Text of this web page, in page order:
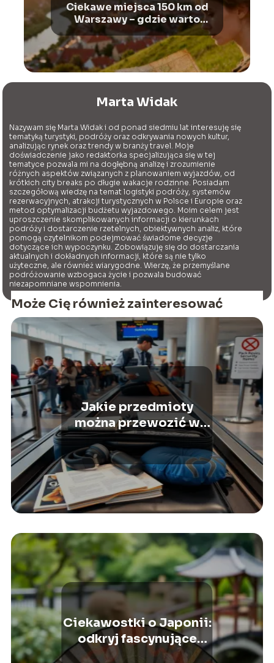
Ciekawe miejsca 150 km od
Warszawy – gdzie warto
pojechać?
Marta Widak
Nazywam się Marta Widak i od ponad siedmiu lat interesuję się
tematyką turystyki, podróży oraz odkrywania nowych kultur,
analizując rynek oraz trendy w branży travel. Moje
doświadczenie jako redaktorka specjalizująca się w tej
tematyce pozwala mi na dogłębną analizę i zrozumienie
różnych aspektów związanych z planowaniem wyjazdów, od
krótkich city breaks po długie wakacje rodzinne. Posiadam
szczegółową wiedzę na temat logistyki podróży, systemów
rezerwacyjnych, atrakcji turystycznych w Polsce i Europie oraz
metod optymalizacji budżetu wyjazdowego. Moim celem jest
uproszczenie skomplikowanych informacji o kierunkach
podróży i dostarczenie rzetelnych, obiektywnych analiz, które
pomogą czytelnikom podejmować świadome decyzje
dotyczące ich wypoczynku. Zobowiązuję się do dostarczania
aktualnych i dokładnych informacji, które są nie tylko
użyteczne, ale również wiarygodne. Wierzę, że przemyślane
podróżowanie wzbogaca życie i pozwala budować
niezapomniane wspomnienia.
Może Cię również zainteresować
Jakie przedmioty
można przewozić w
bagażu
rejestrowanym?
Ciekawostki o Japonii:
odkryj fascynujące
fakty i tradycje